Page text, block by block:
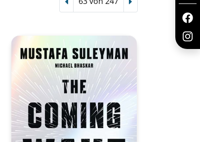
Vorheriger Treffer Nächster Treffer